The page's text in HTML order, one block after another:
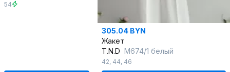
54
305.04 BYN
Жакет
T.N.D М674/1 белый
42, 44, 46